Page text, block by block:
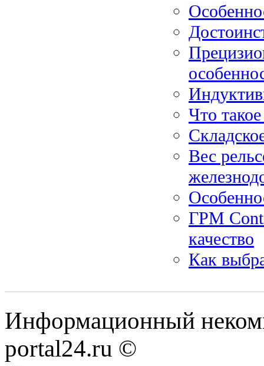
Что
Вес
ГРМ
качество
Как
Информационный
portal24.ru ©